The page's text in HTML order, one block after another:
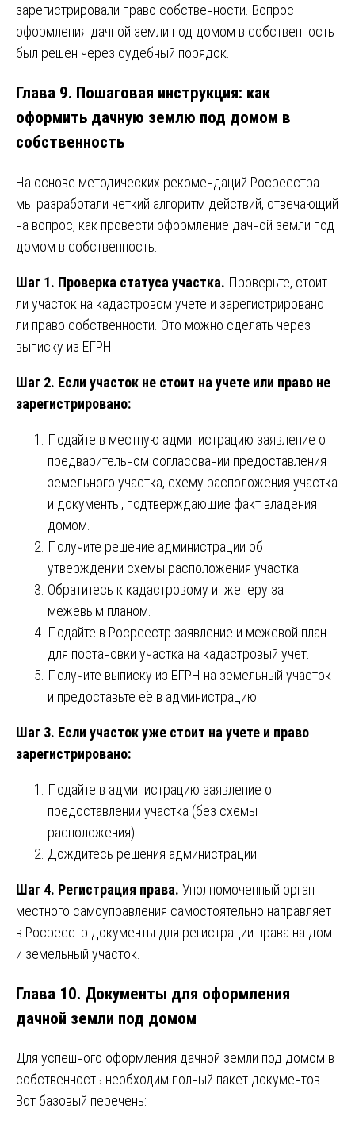
зарегистрировали право собственности. Вопрос
оформления дачной земли под домом в собственность
был решен через судебный порядок.
Глава 9. Пошаговая инструкция: как
оформить дачную землю под домом в
собственность
На основе методических рекомендаций Росреестра
мы разработали четкий алгоритм действий, отвечающий
на вопрос, как провести оформление дачной земли под
домом в собственность.
Шаг 1. Проверка статуса участка. Проверьте, стоит
ли участок на кадастровом учете и зарегистрировано
ли право собственности. Это можно сделать через
выписку из ЕГРН.
Шаг 2. Если участок не стоит на учете или право не
зарегистрировано:
Подайте в местную администрацию заявление о
предварительном согласовании предоставления
земельного участка, схему расположения участка
и документы, подтверждающие факт владения
домом.
Получите решение администрации об
утверждении схемы расположения участка.
Обратитесь к кадастровому инженеру за
межевым планом.
Подайте в Росреестр заявление и межевой план
для постановки участка на кадастровый учет.
Получите выписку из ЕГРН на земельный участок
и предоставьте её в администрацию.
Шаг 3. Если участок уже стоит на учете и право
зарегистрировано:
Подайте в администрацию заявление о
предоставлении участка (без схемы
расположения).
Дождитесь решения администрации.
Шаг 4. Регистрация права. Уполномоченный орган
местного самоуправления самостоятельно направляет
в Росреестр документы для регистрации права на дом
и земельный участок.
Глава 10. Документы для оформления
дачной земли под домом
Для успешного оформления дачной земли под домом в
собственность необходим полный пакет документов.
Вот базовый перечень: